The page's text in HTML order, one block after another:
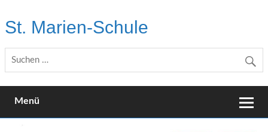
content
St. Marien-Schule
Menü